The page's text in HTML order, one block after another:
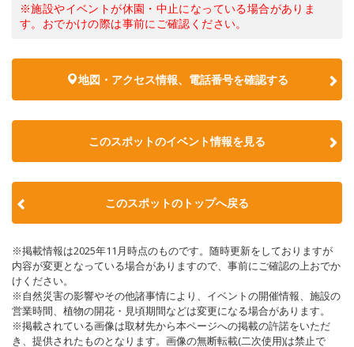
※施設やイベントが休園・中止になっている場合がありま
す。おでかけの際は事前にご確認ください。
地図・アクセス情報、電話番号を確認する
このスポットのイベント情報を見る
このスポットのトップへ戻る
※掲載情報は2025年11月時点のものです。随時更新をしておりますが
内容が変更となっている場合がありますので、事前にご確認の上おでか
けください。
※自然災害の影響やその他諸事情により、イベントの開催情報、施設の
営業時間、植物の開花・見頃期間などは変更になる場合があります。
※掲載されている画像は取材先から本ページへの掲載の許諾をいただ
き、提供されたものとなります。画像の無断転載(二次使用)は禁止で